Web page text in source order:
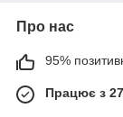
Про нас
95%
Працює з